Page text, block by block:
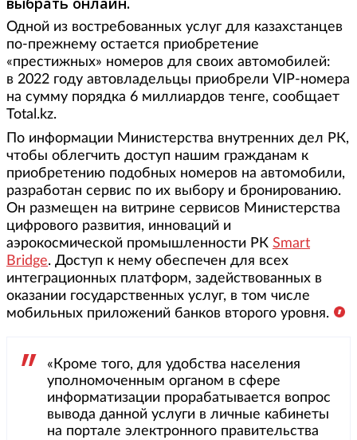
Одной из востребованных услуг для казахстанцев
по-прежнему остается приобретение
«престижных» номеров для своих автомобилей:
в 2022 году автовладельцы приобрели VIP-номера
на сумму порядка 6 миллиардов тенге, сообщает
Total.kz.
По информации Министерства внутренних дел РК,
чтобы облегчить доступ нашим гражданам к
приобретению подобных номеров на автомобили,
разработан сервис по их выбору и бронированию.
Он размещен на витрине сервисов Министерства
цифрового развития, инноваций и
аэрокосмической промышленности РК Smart
Bridge. Доступ к нему обеспечен для всех
интеграционных платформ, задействованных в
оказании государственных услуг, в том числе
мобильных приложений банков второго уровня.
«Кроме того, для удобства населения
уполномоченным органом в сфере
информатизации прорабатывается вопрос
вывода данной услуги в личные кабинеты
на портале электронного правительства